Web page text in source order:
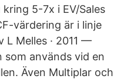
5-7x i EV/Sales
värdering är i linje
L Melles · 2011 —
som används vid en
Även Multiplar och